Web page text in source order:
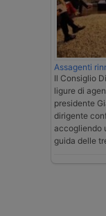
Assagenti
Il Consiglio
ligure di
presidente
dirigente
accogliendo
guida delle